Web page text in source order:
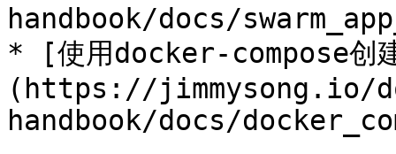
handbook/docs/
* [使用docker-compose创
(https://jimmysong.io/
handbook/docs/